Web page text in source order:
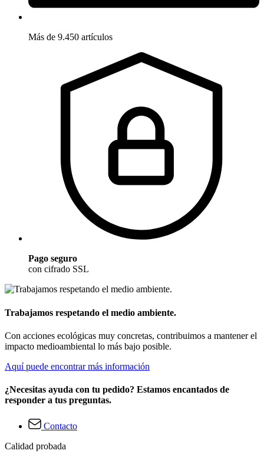
Más de 9.450 artículos
Pago seguro
con cifrado SSL
Trabajamos respetando el medio ambiente.
Con acciones ecológicas muy concretas, contribuimos a mantener el
impacto medioambiental lo más bajo posible.
Aquí puede encontrar más información
¿Necesitas ayuda con tu pedido? Estamos encantados de
responder a tus preguntas.
Contacto
Calidad probada